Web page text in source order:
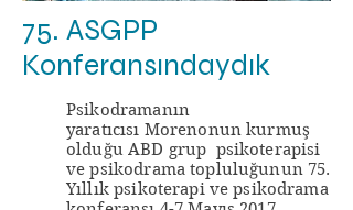
75. ASGPP
Konferansındaydık
Psikodramanın
yaratıcısı Morenonun kurmuş
olduğu ABD grup psikoterapisi
ve psikodrama topluluğunun 75.
Yıllık psikoterapi ve psikodrama